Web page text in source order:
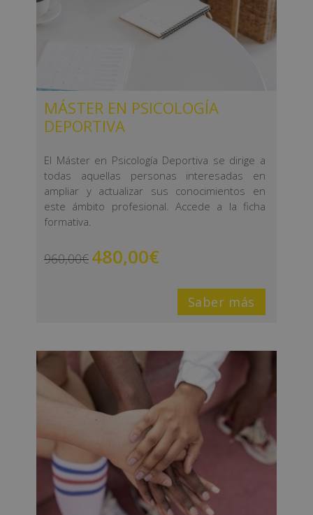
MÁSTER EN PSICOLOGÍA
DEPORTIVA
El Máster en Psicología Deportiva se dirige a
todas aquellas personas interesadas en
ampliar y actualizar sus conocimientos en
este ámbito profesional. Accede a la ficha
formativa.
960,00€ 480,00€
Saber más